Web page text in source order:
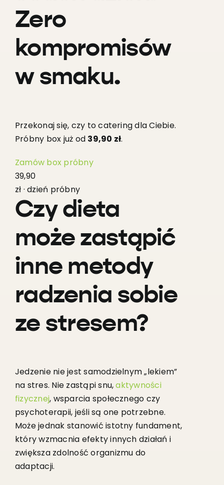
Zero
kompromisów
w smaku.
Przekonaj się, czy to catering dla Ciebie.
Próbny box już od 39,90 zł.
Zamów box próbny
39,90
zł · dzień próbny
Czy dieta
może zastąpić
inne metody
radzenia sobie
ze stresem?
Jedzenie nie jest samodzielnym „lekiem”
na stres. Nie zastąpi snu,aktywności
fizycznej, wsparcia społecznego czy
psychoterapii, jeśli są one potrzebne.
Może jednak stanowić istotny fundament,
który wzmacnia efekty innych działań i
zwiększa zdolność organizmu do
adaptacji.